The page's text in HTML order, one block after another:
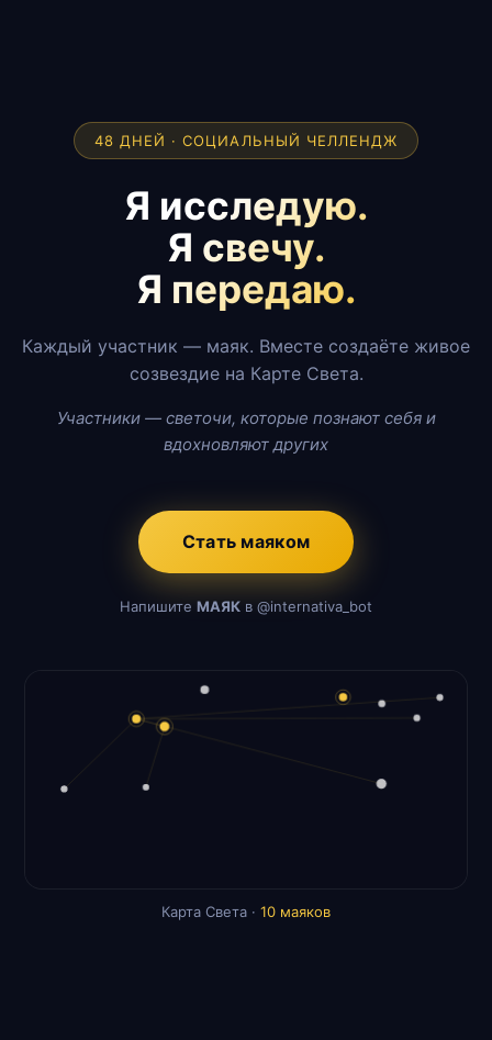
48 ДНЕЙ · СОЦИАЛЬНЫЙ ЧЕЛЛЕНДЖ
Я исследую.
Я свечу.
Я передаю.
Каждый участник — маяк. Вместе создаёте живое
созвездие на Карте Света.
Участники — светочи, которые познают себя и
вдохновляют других
Стать маяком
Напишите МАЯК в @internativa_bot
Карта Света · 10 маяков